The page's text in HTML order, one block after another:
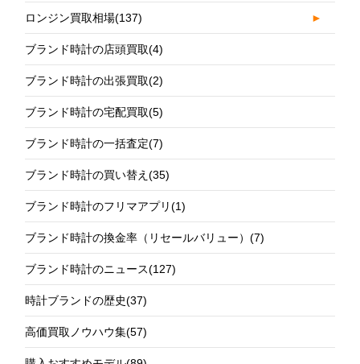
ロンジン買取相場(137) ►
ブランド時計の店頭買取(4)
ブランド時計の出張買取(2)
ブランド時計の宅配買取(5)
ブランド時計の一括査定(7)
ブランド時計の買い替え(35)
ブランド時計のフリマアプリ(1)
ブランド時計の換金率（リセールバリュー）(7)
ブランド時計のニュース(127)
時計ブランドの歴史(37)
高価買取ノウハウ集(57)